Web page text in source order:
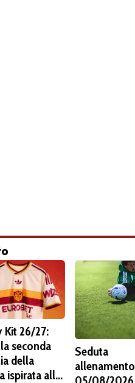
Kit 26/27:
seconda
della
ispirata alla
Seduta
allenamento